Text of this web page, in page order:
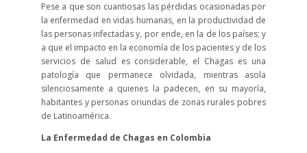
Pese a que son cuantiosas las pérdidas ocasionadas por
la enfermedad en vidas humanas, en la productividad de
las personas infectadas y, por ende, en la de los países; y
a que el impacto en la economía de los pacientes y de los
servicios de salud es considerable, el Chagas es una
patología que permanece olvidada, mientras asola
silenciosamente a quienes la padecen, en su mayoría,
habitantes y personas oriundas de zonas rurales pobres
de Latinoamérica.
La Enfermedad de Chagas en Colombia